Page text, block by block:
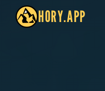
HORY.APP